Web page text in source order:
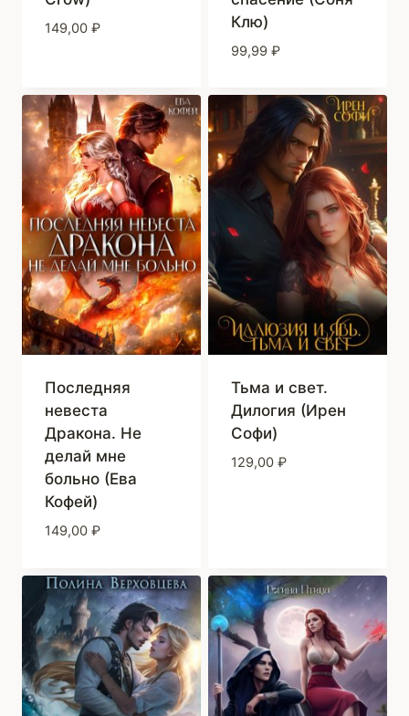
149,00 ₽
Клю)
99,99 ₽
Последняя
невеста
Дракона. Не
делай мне
больно (Ева
Кофей)
149,00 ₽
Тьма и свет.
Дилогия (Ирен
Софи)
129,00 ₽